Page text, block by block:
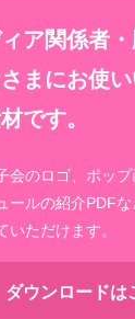
ア関係者
まにお使
です。
会のロゴ、ポッ
ールの紹介PDF
いただけます。
ダウンロードは